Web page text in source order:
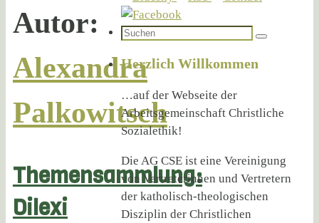
Autor:
Alexandra
Palkowitsch
Themensammlung:
Dilexi
Suchen
Suchen
Herzlich Willkommen
…auf der Webseite der
Arbeitsgemeinschaft Christliche
Sozialethik!
Die AG CSE ist eine Vereinigung
von Vertreterinnen und Vertretern
der katholisch-theologischen
Disziplin der Christlichen